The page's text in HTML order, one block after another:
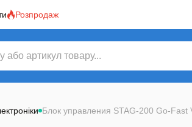
Розпродаж
Блок управления STAG-200 Go-Fast